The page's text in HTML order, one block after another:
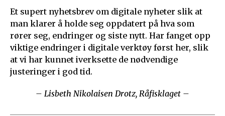
Et supert nyhetsbrev om digitale nyheter slik at
man klarer å holde seg oppdatert på hva som
rører seg, endringer og siste nytt. Har fanget opp
viktige endringer i digitale verktøy først her, slik
at vi har kunnet iverksette de nødvendige
justeringer i god tid.
– Lisbeth Nikolaisen Drotz, Råfisklaget –